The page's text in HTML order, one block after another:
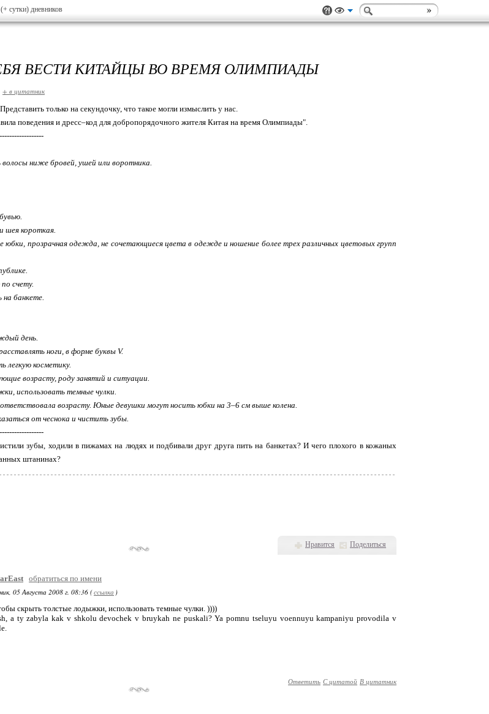
сутки) дневников
ВЕСТИ КИТАЙЦЫ ВО ВРЕМЯ ОЛИМПИАДЫ
+ в цитатник
только на секундочку, что такое могли измыслить у нас.
поведения и дресс–код для добропорядочного жителя Китая на время Олимпиады".
ниже бровей, ушей или воротника.
шея короткая.
прозрачная одежда, не сочетающиеся цвета в одежде и ношение более трех различных цветовых групп
счету.
на банкете.
день.
ноги, в форме буквы V.
косметику.
возрасту, роду занятий и ситуации.
использовать темные чулки.
возрасту. Юные девушки могут носить юбки на 3–6 см выше колена.
от чеснока и чистить зубы.
зубы, ходили в пижамах на людях и подбивали друг друга пить на банкетах? И чего плохого в кожаных
штанинах?
Нравится Поделиться
обратиться по имени
05 Августа 2008 г. 08:36 (ссылка )
скрыть толстые лодыжки, использовать темные чулки. ))))
a ty zabyla kak v shkolu devochek v bruykah ne puskali? Ya pomnu tseluyu voennuyu kampaniyu provodila v
Ответить С цитатой В цитатник